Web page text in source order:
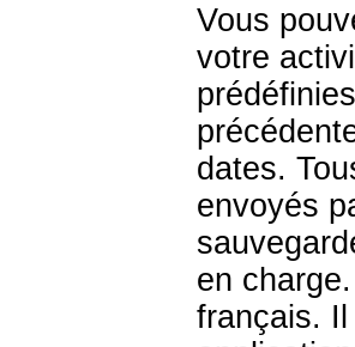
Vous
votre
dates.
envoyés
en
français.